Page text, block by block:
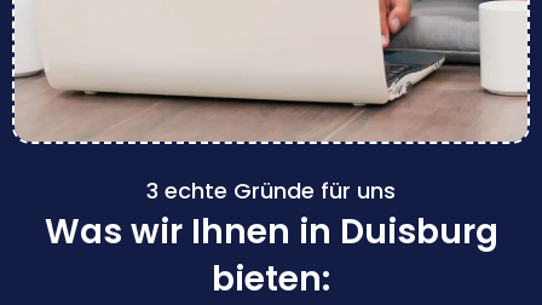
3 echte Gründe für uns
Was wir Ihnen in Duisburg
bieten: